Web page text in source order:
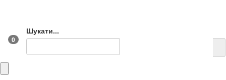
0
Шукати...